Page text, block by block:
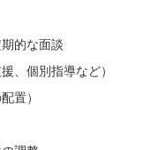
的な面談
、個別指導など）
置）